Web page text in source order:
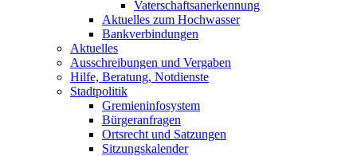
Vaterschaftsanerkennung
Aktuelles zum Hochwasser
Bankverbindungen
Aktuelles
Ausschreibungen und Vergaben
Hilfe, Beratung, Notdienste
Stadtpolitik
Gremieninfosystem
Bürgeranfragen
Ortsrecht und Satzungen
Sitzungskalender